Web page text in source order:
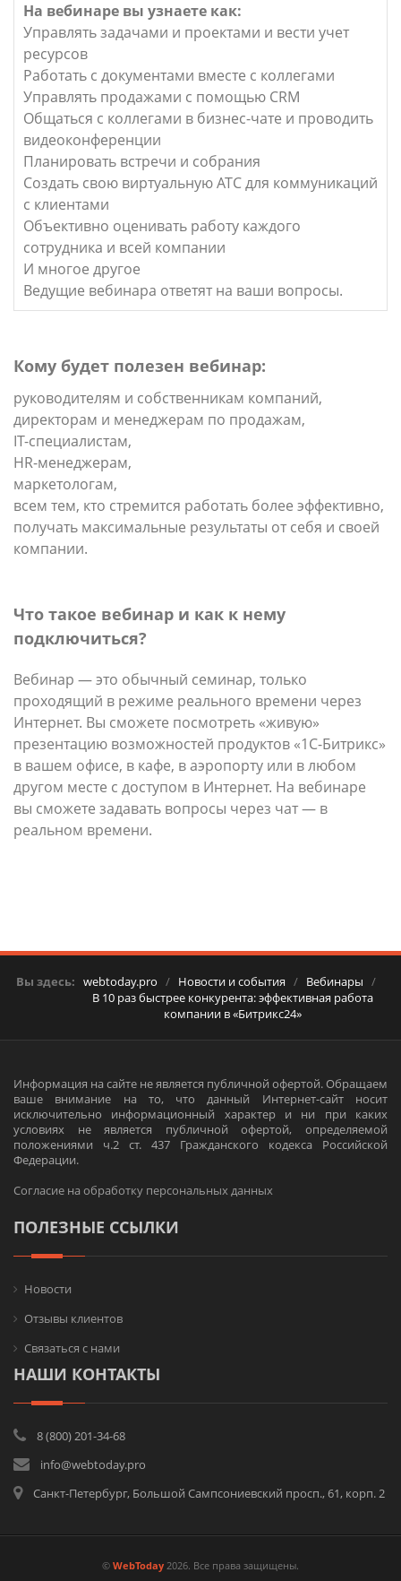
На вебинаре вы узнаете как:
Управлять задачами и проектами и вести учет
ресурсов
Работать с документами вместе с коллегами
Управлять продажами с помощью CRM
Общаться с коллегами в бизнес-чате и проводить
видеоконференции
Планировать встречи и собрания
Создать свою виртуальную АТС для коммуникаций
с клиентами
Объективно оценивать работу каждого
сотрудника и всей компании
И многое другое
Ведущие вебинара ответят на ваши вопросы.
Кому будет полезен вебинар:
руководителям и собственникам компаний,
директорам и менеджерам по продажам,
IT-специалистам,
HR-менеджерам,
маркетологам,
всем тем, кто стремится работать более эффективно,
получать максимальные результаты от себя и своей
компании.
Что такое вебинар и как к нему
подключиться?
Вебинар — это обычный семинар, только
проходящий в режиме реального времени через
Интернет. Вы сможете посмотреть «живую»
презентацию возможностей продуктов «1С-Битрикс»
в вашем офисе, в кафе, в аэропорту или в любом
другом месте с доступом в Интернет. На вебинаре
вы сможете задавать вопросы через чат — в
реальном времени.
Вы здесь: webtoday.pro / Новости и события / Вебинары /
В 10 раз быстрее конкурента: эффективная работа
компании в «Битрикс24»
Информация на сайте не является публичной офертой. Обращаем
ваше внимание на то, что данный Интернет-сайт носит
исключительно информационный характер и ни при каких
условиях не является публичной офертой, определяемой
положениями ч.2 ст. 437 Гражданского кодекса Российской
Федерации.
Согласие на обработку персональных данных
ПОЛЕЗНЫЕ ССЫЛКИ
Новости
Отзывы клиентов
Связаться с нами
НАШИ КОНТАКТЫ
8 (800) 201-34-68
info@webtoday.pro
Санкт-Петербург, Большой Сампсониевский просп., 61, корп. 2
© WebToday 2026. Все права защищены.